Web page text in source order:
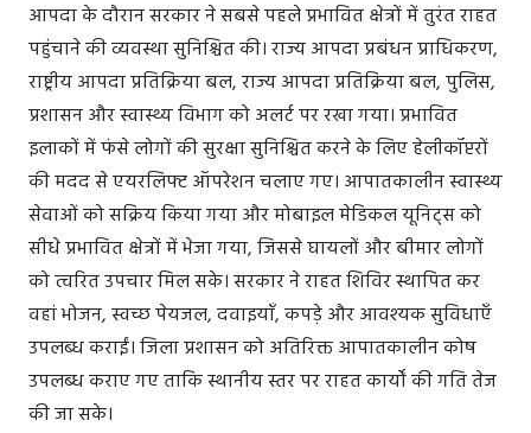
आपदा के दौरान सरकार ने सबसे पहले प्रभावित क्षेत्रों में तुरंत राहत
पहुंचाने की व्यवस्था सुनिश्चित की। राज्य आपदा प्रबंधन प्राधिकरण,
राष्ट्रीय आपदा प्रतिक्रिया बल, राज्य आपदा प्रतिक्रिया बल, पुलिस,
प्रशासन और स्वास्थ्य विभाग को अलर्ट पर रखा गया। प्रभावित
इलाकों में फंसे लोगों की सुरक्षा सुनिश्चित करने के लिए हेलीकॉप्टरों
की मदद से एयरलिफ्ट ऑपरेशन चलाए गए। आपातकालीन स्वास्थ्य
सेवाओं को सक्रिय किया गया और मोबाइल मेडिकल यूनिट्स को
सीधे प्रभावित क्षेत्रों में भेजा गया, जिससे घायलों और बीमार लोगों
को त्वरित उपचार मिल सके। सरकार ने राहत शिविर स्थापित कर
वहां भोजन, स्वच्छ पेयजल, दवाइयाँ, कपड़े और आवश्यक सुविधाएँ
उपलब्ध कराईं। जिला प्रशासन को अतिरिक्त आपातकालीन कोष
उपलब्ध कराए गए ताकि स्थानीय स्तर पर राहत कार्यों की गति तेज
की जा सके।